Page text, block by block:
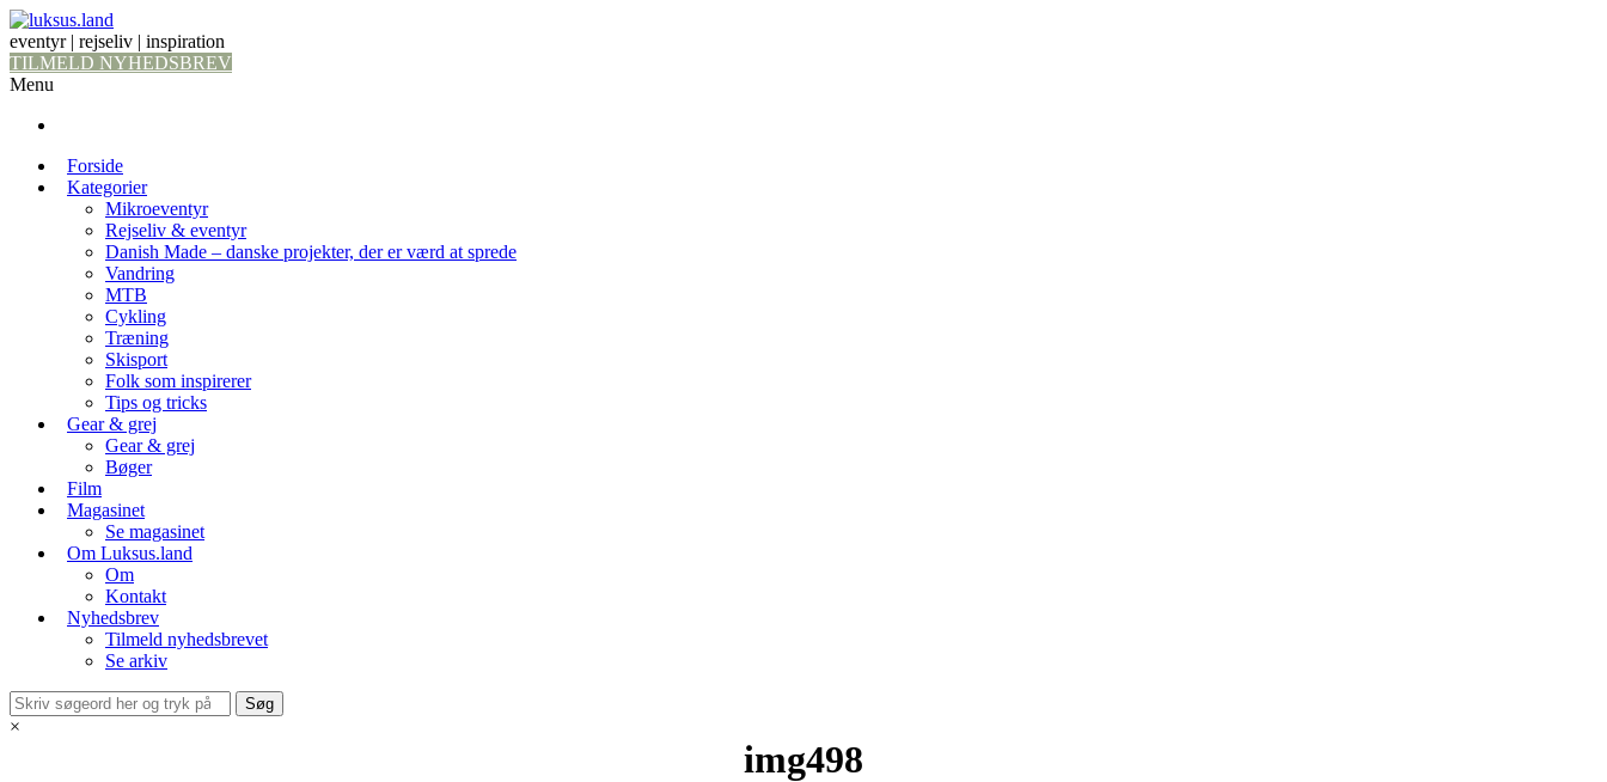
eventyr | rejseliv | inspiration
TILMELD NYHEDSBREV
Menu
Forside
Kategorier
Mikroeventyr
Rejseliv & eventyr
Danish Made – danske projekter, der er værd at sprede
Vandring
MTB
Cykling
Træning
Skisport
Folk som inspirerer
Tips og tricks
Gear & grej
Gear & grej
Bøger
Film
Magasinet
Se magasinet
Om Luksus.land
Om
Kontakt
Nyhedsbrev
Tilmeld nyhedsbrevet
Se arkiv
×
img498